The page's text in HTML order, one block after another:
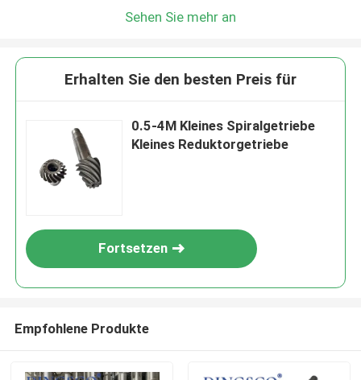
Sehen Sie mehr an
Erhalten Sie den besten Preis für
0.5-4M Kleines Spiralgetriebe
Kleines Reduktorgetriebe
Fortsetzen
Empfohlene Produkte